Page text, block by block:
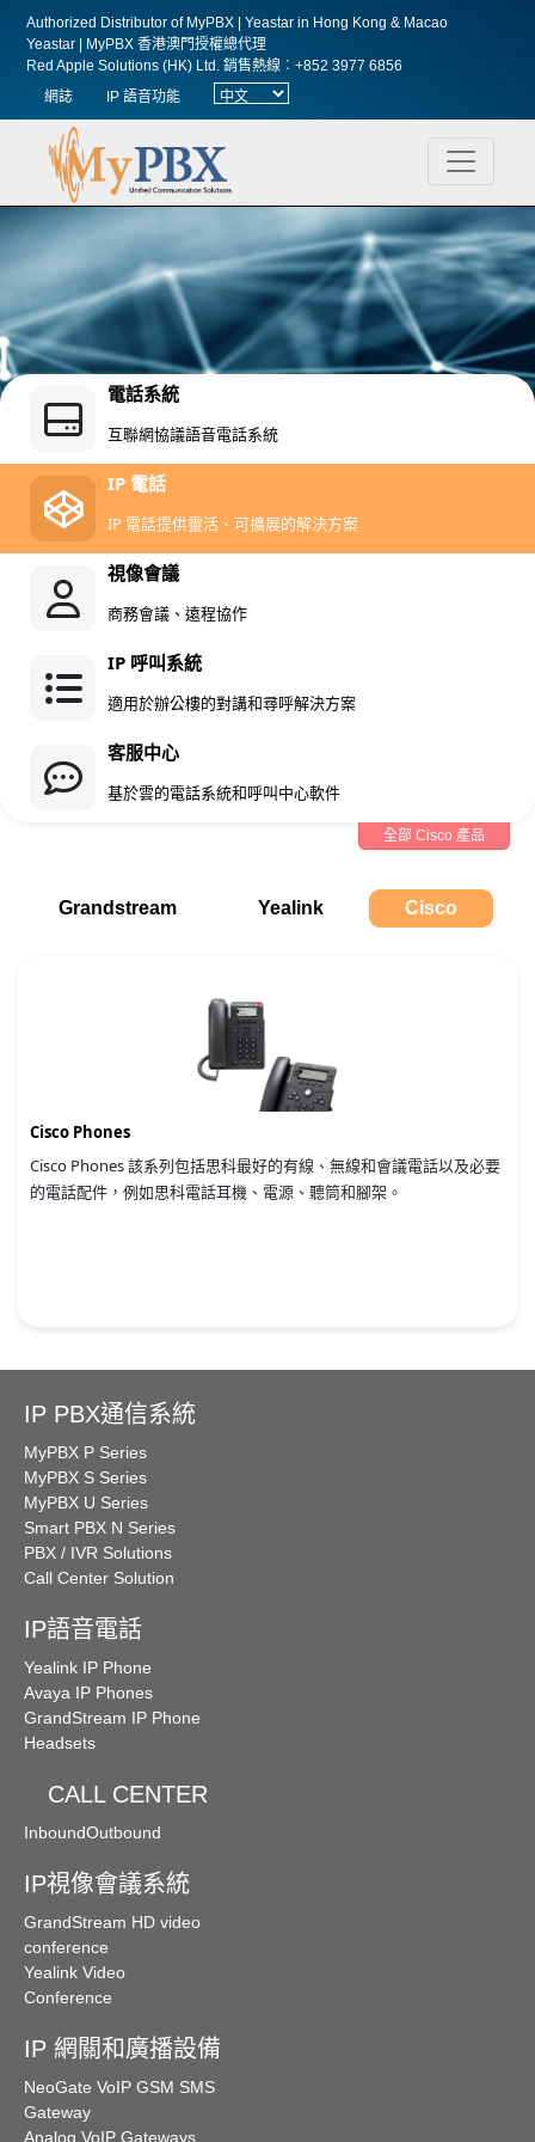
Authorized Distributor of MyPBX | Yeastar in Hong Kong & Macao
Yeastar | MyPBX 香港澳門授權總代理
Red Apple Solutions (HK) Ltd.銷售熱線︰+852 3977 6856
網誌
IP 語音功能
電話系統
互聯網協議語音電話系統
IP 電話
IP 電話提供靈活、可擴展的解決方案
視像會議
商務會議、遠程協作
IP 呼叫系統
適用於辦公樓的對講和尋呼解決方案
客服中心
基於雲的電話系統和呼叫中心軟件
全部 Cisco 產品
Grandstream Yealink Cisco
Cisco Phones
Cisco Phones 該系列包括思科最好的有線、無線和會議電話以及必要
的電話配件，例如思科電話耳機、電源、聽筒和腳架。
IP PBX通信系統
MyPBX P Series
MyPBX S Series
MyPBX U Series
Smart PBX N Series
PBX / IVR Solutions
Call Center Solution
IP語音電話
Yealink IP Phone
Avaya IP Phones
GrandStream IP Phone
Headsets
CALL CENTER
InboundOutbound
IP視像會議系統
GrandStream HD video
conference
Yealink Video
Conference
IP 網關和廣播設備
NeoGate VoIP GSM SMS
Gateway
Analog VoIP Gateways